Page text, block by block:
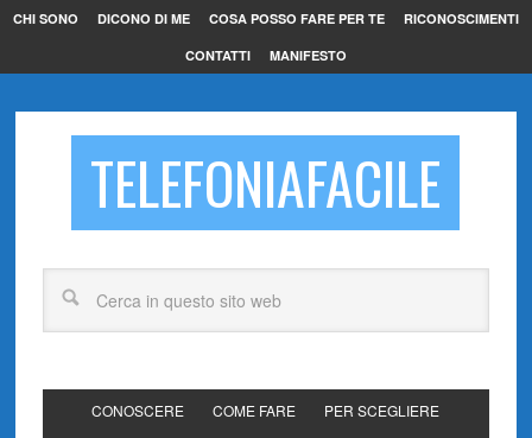
CHI SONO DICONO DI ME COSA POSSO FARE PER TE RICONOSCIMENTI
CONTATTI MANIFESTO
TELEFONIAFACILE
CONOSCERE COME FARE PER SCEGLIERE